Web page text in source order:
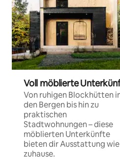
Voll möblierte
Von ruhigen Blockhütten
den Bergen bis hin zu
praktischen
Stadtwohnungen – diese
möblierten Unterkünfte
bieten dir Ausstattung wie
zuhause.